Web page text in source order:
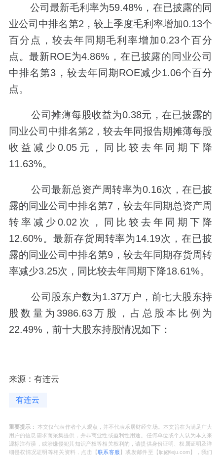
公司最新毛利率为59.48%，在已披露的同
业公司中排名第2，较上季度毛利率增加0.13个
百分点，较去年同期毛利率增加0.23个百分
点。最新ROE为4.86%，在已披露的同业公司
中排名第3，较去年同期ROE减少1.06个百分
点。
公司摊薄每股收益为0.38元，在已披露的
同业公司中排名第2，较去年同报告期摊薄每股
收益减少0.05元，同比较去年同期下降
11.63%。
公司最新总资产周转率为0.16次，在已披
露的同业公司中排名第7，较去年同期总资产周
转率减少0.02次，同比较去年同期下降
12.60%。最新存货周转率为14.19次，在已披
露的同业公司中排名第9，较去年同期存货周转
率减少3.25次，同比较去年同期下降18.61%。
公司股东户数为1.37万户，前七大股东持
股数量为3986.63万股，占总股本比例为
22.49%，前十大股东持股情况如下：
来源：有连云
有连云
重要提示： 本文仅代表作者个人观点，并不代表乐居财经立场。本文旨在为满足广大
用户的信息需求而采集提供，并非商业性或盈利性用途。任何单位或个人认为本文来
源标注有误，或涉嫌侵犯其知识产权等相关权利的，请提供身份证明、权属证明及详
细侵权情况证明等相关资料，点击【联系客服 】或发邮件至【ljcj@leju.com】，我们